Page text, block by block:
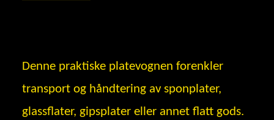
Denne praktiske platevognen forenkler
transport og håndtering av sponplater,
glassflater, gipsplater eller annet flatt gods.